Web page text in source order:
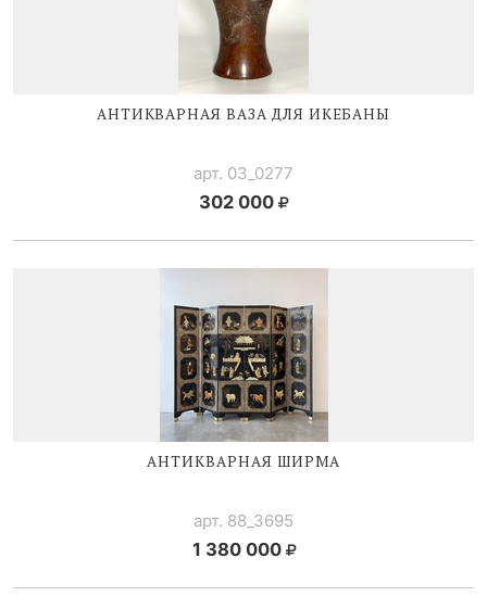
АНТИКВАРНАЯ ВАЗА ДЛЯ ИКЕБАНЫ
арт. 03_0277
302 000
АНТИКВАРНАЯ ШИРМА
арт. 88_3695
1 380 000